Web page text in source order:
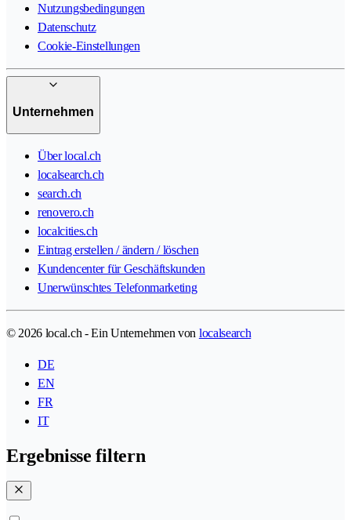
Nutzungsbedingungen
Datenschutz
Cookie-Einstellungen
Unternehmen
Über local.ch
localsearch.ch
search.ch
renovero.ch
localcities.ch
Eintrag erstellen / ändern / löschen
Kundencenter für Geschäftskunden
Unerwünschtes Telefonmarketing
© 2026 local.ch - Ein Unternehmen von localsearch
DE
EN
FR
IT
Ergebnisse filtern